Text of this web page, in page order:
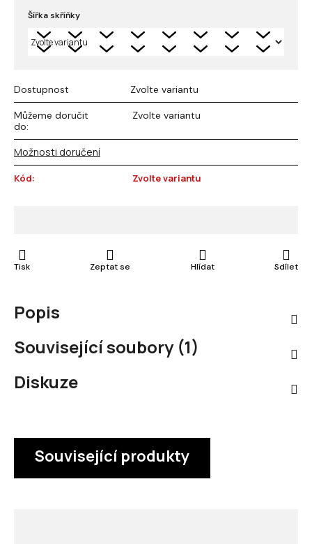
Šířka skříňky
Dostupnost Zvolte variantu
Můžeme doručit
do:
Zvolte variantu
Možnosti doručení
Kód: Zvolte variantu
Tisk Zeptat se Hlídat Sdílet
Popis
Související soubory (1)
Diskuze
Související produkty